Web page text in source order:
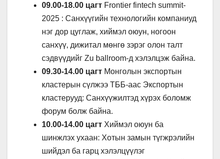
09.00-18.00 цагт Frontier fintech summit-
2025 : Санхүүгийн технологийн компаниуд
нэг дор цуглаж, хиймэл оюун, ногоон
санхүү, дижитал мөнгө зэрэг олон талт
сэдвүүдийг Zu ballroom-д хэлэлцэж байна.
09.30-14.00 цагт Монголын экспортын
кластерын сүлжээ ТББ-аас Экспортын
кластерууд: Санхүүжилтэд хүрэх боломж
форум болж байна.
10.00-14.00 цагт Хиймэл оюун ба
шинжлэх ухаан: Хотын замын түгжрэлийн
шийдэл ба гарц хэлэлцүүлэг